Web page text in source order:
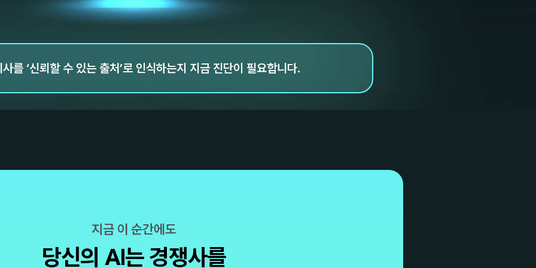
를 ‘신뢰할 수 있는 출처’로 인식하는지 지금 진단이 필요합니다.
지금 이 순간에도
당신의 AI는 경쟁사를